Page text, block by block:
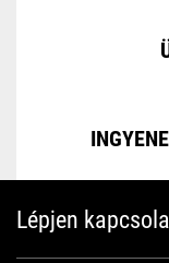
Lépjen